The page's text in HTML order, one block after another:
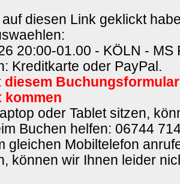
diesen Link geklickt
20:00-01.00 - KÖLN - MS
Kreditkarte oder PayPal.
diesem
kommen
oder Tablet sitzen,
Buchen helfen: 06744
gleichen Mobiltelefon
können wir Ihnen leider